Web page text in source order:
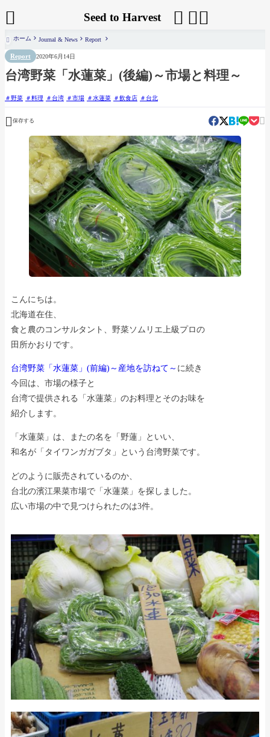
Seed to Harvest  

 ホーム Journal & News Report
Report 2020年6月14日
台湾野菜「水蓮菜」(後編)～市場と料理～
野菜 料理 台湾 市場 水蓮菜 飲食店 台北
 保存する 
こんにちは。
北海道在住、
食と農のコンサルタント、野菜ソムリエ上級プロの
田所かおりです。
台湾野菜「水蓮菜」(前編)～産地を訪ねて～ に続き
今回は、市場の様子と
台湾で提供される「水蓮菜」のお料理とそのお味を
紹介します。
「水蓮菜」は、またの名を「野蓮」といい、
和名が「タイワンガガブタ」という台湾野菜です。
どのように販売されているのか、
台北の濱江果菜市場で「水蓮菜」を探しました。
広い市場の中で見つけられたのは3件。